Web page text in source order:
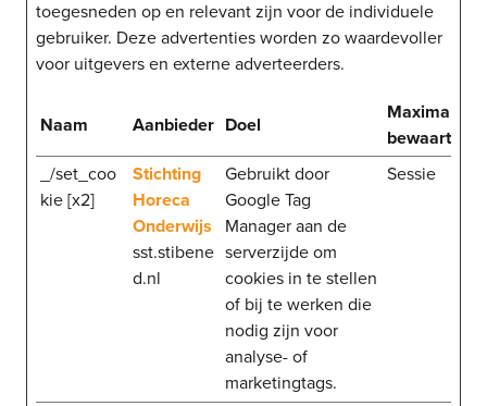
toegesneden op en relevant zijn voor de individuele
gebruiker. Deze advertenties worden zo waardevoller
voor uitgevers en externe adverteerders.
Naam Aanbieder Doel
Maximale
_/set_coo
kie [x2]
Stichting
Horeca
Onderwijs
sst.stibene
d.nl
Gebruikt door
Google Tag
Manager aan de
serverzijde om
cookies in te stellen
of bij te werken die
nodig zijn voor
analyse- of
marketingtags.
Sessie